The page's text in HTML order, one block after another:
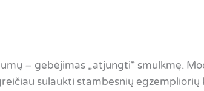
– gebėjimas „atjungti“ smulkmę.
sulaukti stambesnių